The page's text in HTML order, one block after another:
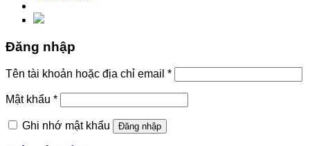
Đăng nhập
Tên tài khoản hoặc địa chỉ email *
Mật khẩu *
Ghi nhớ mật khẩu Đăng nhập